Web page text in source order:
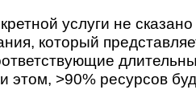
услуги не
который
этом, >90% ресурсов